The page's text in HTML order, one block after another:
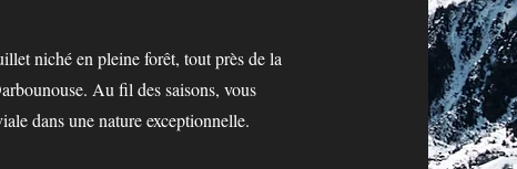
niché en pleine forêt, tout près de la
Au fil des saisons, vous
dans une nature exceptionnelle.